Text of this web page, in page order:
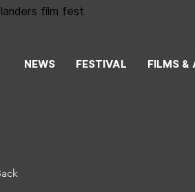
film fest
NEWS FESTIVAL FILMS &